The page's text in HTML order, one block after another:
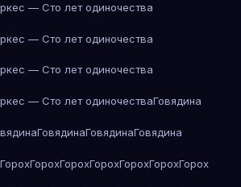
— Сто лет одиночества
— Сто лет одиночества
— Сто лет одиночества
— Сто лет одиночестваГовядина
ГовядинаГовядинаГовядина
ГорохГорохГорохГорохГорохГорохГорох